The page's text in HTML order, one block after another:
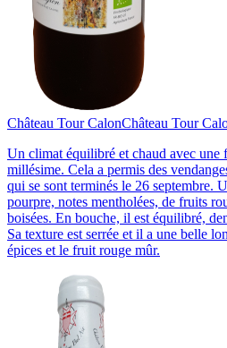
Château Tour CalonChâteau Tour
Un climat équilibré et chaud avec une
millésime. Cela a permis des
qui se sont terminés le 26 septembre.
pourpre, notes mentholées, de fruits
boisées. En bouche, il est équilibré,
Sa texture est serrée et il a une belle
épices et le fruit rouge mûr.